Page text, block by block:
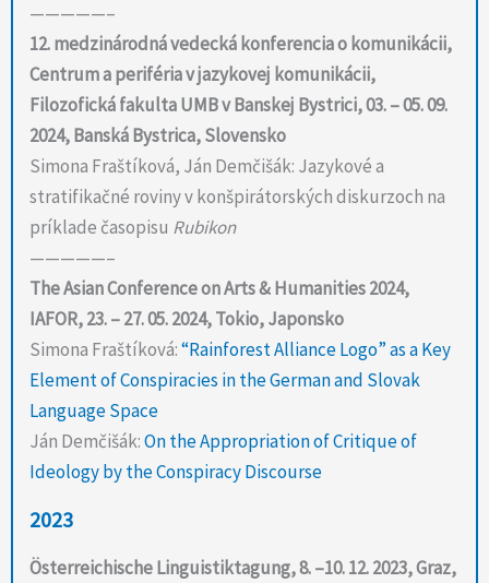
—————–
12. medzinárodná vedecká konferencia o komunikácii,
Centrum a periféria v jazykovej komunikácii,
Filozofická fakulta UMB v Banskej Bystrici, 03. – 05. 09.
2024, Banská Bystrica, Slovensko
Simona Fraštíková, Ján Demčišák: Jazykové a
stratifikačné roviny v konšpirátorských diskurzoch na
príklade časopisu Rubikon
—————–
The Asian Conference on Arts & Humanities 2024,
IAFOR, 23. – 27. 05. 2024, Tokio, Japonsko
Simona Fraštíková:“Rainforest Alliance Logo” as a Key
Element of Conspiracies in the German and Slovak
Language Space
Ján Demčišák:On the Appropriation of Critique of
Ideology by the Conspiracy Discourse
2023
Österreichische Linguistiktagung, 8. –10. 12. 2023, Graz,